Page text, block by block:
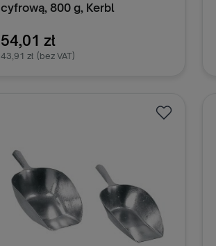
cyfrową, 800 g, Kerbl
54,01 zł
43,91 zł (bez VAT)